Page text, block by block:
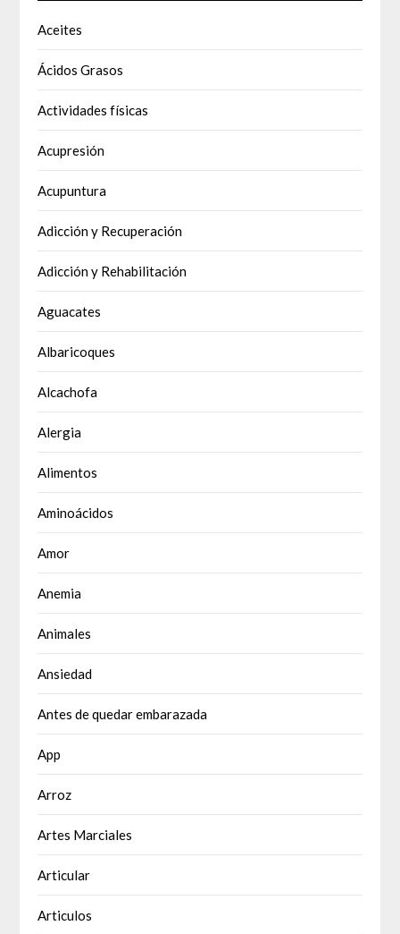
Aceites
Ácidos Grasos
Actividades físicas
Acupresión
Acupuntura
Adicción y Recuperación
Adicción y Rehabilitación
Aguacates
Albaricoques
Alcachofa
Alergia
Alimentos
Aminoácidos
Amor
Anemia
Animales
Ansiedad
Antes de quedar embarazada
App
Arroz
Artes Marciales
Articular
Articulos